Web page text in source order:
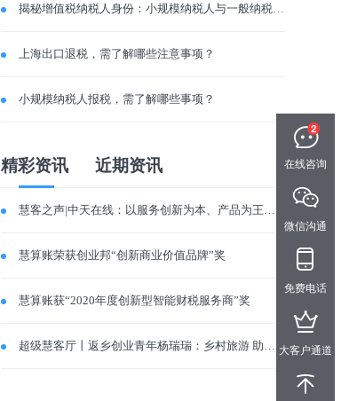
揭秘增值税纳税人身份：小规模纳税人与一般纳税人有何不同？
上海出口退税，需了解哪些注意事项？
小规模纳税人报税，需了解哪些事项？
精彩资讯 近期资讯
慧客之声|中天在线：以服务创新为本、产品为王，致力做新型旅游软件开发咨询企业
慧算账荣获创业邦“创新商业价值品牌”奖
慧算账获“2020年度创新型智能财税服务商”奖
超级慧客厅丨返乡创业青年杨瑞瑞：乡村旅游 助力家乡振兴
在线咨询
微信沟通
免费电话
大客户通道